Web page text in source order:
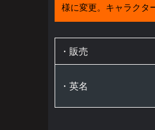
様に変更。キャラクタ
・販売
・英名